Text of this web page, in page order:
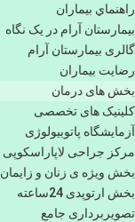
راهنماي بیماران
بیمارستان آرام در یک نگاه
گالری بیمارستان آرام
رضایت بیماران
بخش های درمان
کلینیک های تخصصی
آزمایشگاه پاتوبیولوژی
مرکز جراحی لاپاراسکوپی
بخش ویژه ی زنان و زایمان
بخش ارتوپدی 24ساعته
تصویربرداری جامع